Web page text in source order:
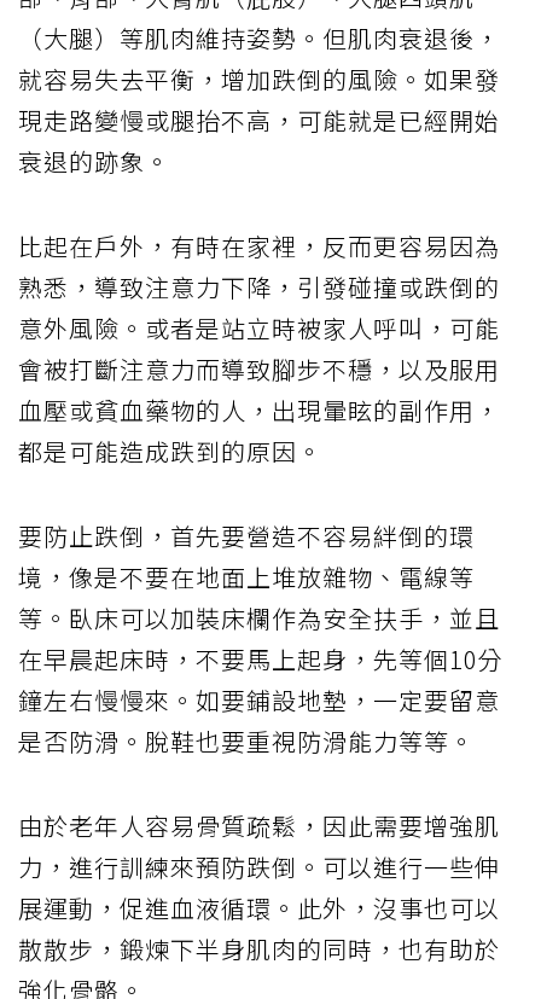
（大腿）等肌肉維持姿勢。但肌肉衰退後，
就容易失去平衡，增加跌倒的風險。如果發
現走路變慢或腿抬不高，可能就是已經開始
衰退的跡象。
比起在戶外，有時在家裡，反而更容易因為
熟悉，導致注意力下降，引發碰撞或跌倒的
意外風險。或者是站立時被家人呼叫，可能
會被打斷注意力而導致腳步不穩，以及服用
血壓或貧血藥物的人，出現暈眩的副作用，
都是可能造成跌到的原因。
要防止跌倒，首先要營造不容易絆倒的環
境，像是不要在地面上堆放雜物、電線等
等。臥床可以加裝床欄作為安全扶手，並且
在早晨起床時，不要馬上起身，先等個10分
鐘左右慢慢來。如要鋪設地墊，一定要留意
是否防滑。脫鞋也要重視防滑能力等等。
由於老年人容易骨質疏鬆，因此需要增強肌
力，進行訓練來預防跌倒。可以進行一些伸
展運動，促進血液循環。此外，沒事也可以
散散步，鍛煉下半身肌肉的同時，也有助於
強化骨骼。